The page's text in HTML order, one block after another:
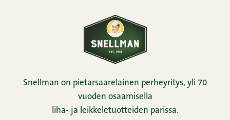
Snellman on pietarsaarelainen perheyritys, yli 70
vuoden osaamisella
liha- ja leikkeletuotteiden parissa.